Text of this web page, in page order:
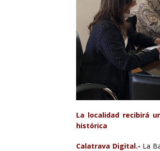
La localidad recibirá
histórica
Calatrava Digital.- La